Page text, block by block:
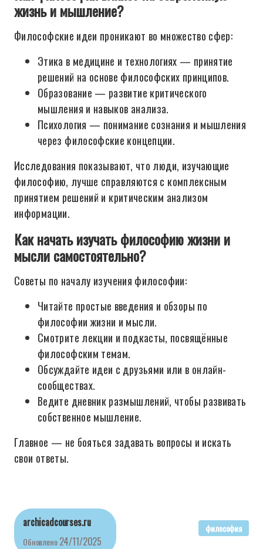
жизнь и мышление?
Философские идеи проникают во множество сфер:
Этика в медицине и технологиях — принятие
решений на основе философских принципов.
Образование — развитие критического
мышления и навыков анализа.
Психология — понимание сознания и мышления
через философские концепции.
Исследования показывают, что люди, изучающие
философию, лучше справляются с комплексным
принятием решений и критическим анализом
информации.
Как начать изучать философию жизни и
мысли самостоятельно?
Советы по началу изучения философии:
Читайте простые введения и обзоры по
философии жизни и мысли.
Смотрите лекции и подкасты, посвящённые
философским темам.
Обсуждайте идеи с друзьями или в онлайн-
сообществах.
Ведите дневник размышлений, чтобы развивать
собственное мышление.
Главное — не бояться задавать вопросы и искать
свои ответы.
archicadcourses.ru
Обновлено 24/11/2025
философия